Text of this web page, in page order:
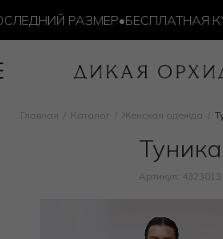
РАЗМЕР•БЕСПЛАТНАЯ
Главная Каталог Женская одежда
Туника
Артикул: 4323013